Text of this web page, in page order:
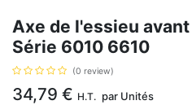
Axe de l'essieu
Série 6010 6610
(0 review)
34,79 € H.T. par Unités